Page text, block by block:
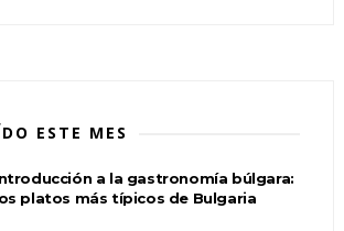
ESTE MES
a la gastronomía búlgara:
platos más típicos de Bulgaria